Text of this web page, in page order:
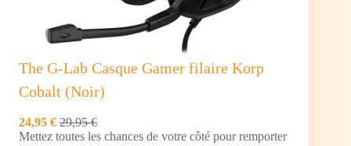
The G-Lab Casque Gamer filaire Korp
Cobalt (Noir)
24,95 € 29,95 €
Mettez toutes les chances de votre côté pour remporter